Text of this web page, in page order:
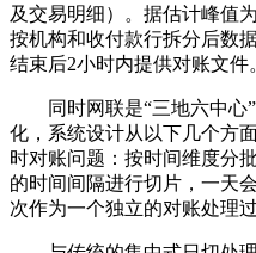
及交易明细）。据估计峰值
按机构和收付款行拆分后数
结束后2小时内提供对账文件
同时网联是“三地六中心”
化，系统设计从以下几个方
时对账问题：按时间维度分
的时间间隔进行切片，一天
次作为一个独立的对账处理过